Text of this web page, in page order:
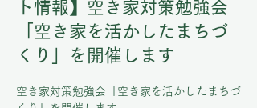
ト情報】空き家対策勉強会
「空き家を活かしたまちづ
くり」を開催します
空き家対策勉強会「空き家を活かしたまちづ